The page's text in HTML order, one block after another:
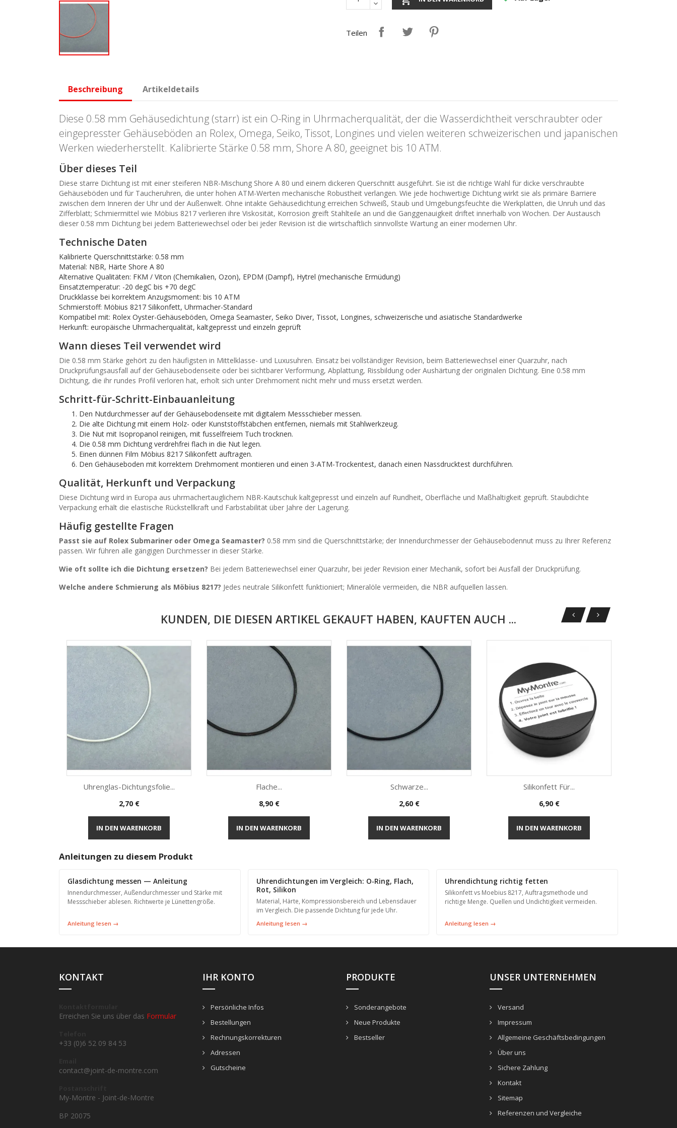
Teilen
Beschreibung Artikeldetails
Diese 0.58 mm Gehäusedichtung (starr) ist ein O-Ring in Uhrmacherqualität, der die Wasserdichtheit verschraubter oder
eingepresster Gehäuseböden an Rolex, Omega, Seiko, Tissot, Longines und vielen weiteren schweizerischen und japanischen
Werken wiederherstellt. Kalibrierte Stärke 0.58 mm, Shore A 80, geeignet bis 10 ATM.
Über dieses Teil
Diese starre Dichtung ist mit einer steiferen NBR-Mischung Shore A 80 und einem dickeren Querschnitt ausgeführt. Sie ist die richtige Wahl für dicke verschraubte
Gehäuseböden und für Taucheruhren, die unter hohen ATM-Werten mechanische Robustheit verlangen. Wie jede hochwertige Dichtung wirkt sie als primäre Barriere
zwischen dem Inneren der Uhr und der Außenwelt. Ohne intakte Gehäusedichtung erreichen Schweiß, Staub und Umgebungsfeuchte die Werkplatten, die Unruh und das
Zifferblatt; Schmiermittel wie Möbius 8217 verlieren ihre Viskosität, Korrosion greift Stahlteile an und die Ganggenauigkeit driftet innerhalb von Wochen. Der Austausch
dieser 0.58 mm Dichtung bei jedem Batteriewechsel oder bei jeder Revision ist die wirtschaftlich sinnvollste Wartung an einer modernen Uhr.
Technische Daten
Kalibrierte Querschnittstärke: 0.58 mm
Material: NBR, Härte Shore A 80
Alternative Qualitäten: FKM / Viton (Chemikalien, Ozon), EPDM (Dampf), Hytrel (mechanische Ermüdung)
Einsatztemperatur: -20 degC bis +70 degC
Druckklasse bei korrektem Anzugsmoment: bis 10 ATM
Schmierstoff: Möbius 8217 Silikonfett, Uhrmacher-Standard
Kompatibel mit: Rolex Oyster-Gehäuseböden, Omega Seamaster, Seiko Diver, Tissot, Longines, schweizerische und asiatische Standardwerke
Herkunft: europäische Uhrmacherqualität, kaltgepresst und einzeln geprüft
Wann dieses Teil verwendet wird
Die 0.58 mm Stärke gehört zu den häufigsten in Mittelklasse- und Luxusuhren. Einsatz bei vollständiger Revision, beim Batteriewechsel einer Quarzuhr, nach
Druckprüfungsausfall auf der Gehäusebodenseite oder bei sichtbarer Verformung, Abplattung, Rissbildung oder Aushärtung der originalen Dichtung. Eine 0.58 mm
Dichtung, die ihr rundes Profil verloren hat, erholt sich unter Drehmoment nicht mehr und muss ersetzt werden.
Schritt-für-Schritt-Einbauanleitung
Den Nutdurchmesser auf der Gehäusebodenseite mit digitalem Messschieber messen.
Die alte Dichtung mit einem Holz- oder Kunststoffstäbchen entfernen, niemals mit Stahlwerkzeug.
Die Nut mit Isopropanol reinigen, mit fusselfreiem Tuch trocknen.
Die 0.58 mm Dichtung verdrehfrei flach in die Nut legen.
Einen dünnen Film Möbius 8217 Silikonfett auftragen.
Den Gehäuseboden mit korrektem Drehmoment montieren und einen 3-ATM-Trockentest, danach einen Nassdrucktest durchführen.
Qualität, Herkunft und Verpackung
Diese Dichtung wird in Europa aus uhrmachertauglichem NBR-Kautschuk kaltgepresst und einzeln auf Rundheit, Oberfläche und Maßhaltigkeit geprüft. Staubdichte
Verpackung erhält die elastische Rückstellkraft und Farbstabilität über Jahre der Lagerung.
Häufig gestellte Fragen
Passt sie auf Rolex Submariner oder Omega Seamaster? 0.58 mm sind die Querschnittstärke; der Innendurchmesser der Gehäusebodennut muss zu Ihrer Referenz
passen. Wir führen alle gängigen Durchmesser in dieser Stärke.
Wie oft sollte ich die Dichtung ersetzen? Bei jedem Batteriewechsel einer Quarzuhr, bei jeder Revision einer Mechanik, sofort bei Ausfall der Druckprüfung.
Welche andere Schmierung als Möbius 8217? Jedes neutrale Silikonfett funktioniert; Mineralöle vermeiden, die NBR aufquellen lassen.
KUNDEN, DIE DIESEN ARTIKEL GEKAUFT HABEN, KAUFTEN AUCH ...
Vorschau
Uhrenglas-Dichtungsfolie...
Preis
2,70 €
IN DEN WARENKORB
Vorschau
Flache...
Preis
8,90 €
IN DEN WARENKORB
Vorschau
Schwarze...
Preis
2,60 €
IN DEN WARENKORB
Vorschau
Silikonfett Für...
Preis
6,90 €
IN DEN WARENKORB
Anleitungen zu diesem Produkt
Glasdichtung messen — Anleitung
Innendurchmesser, Außendurchmesser und Stärke mit
Messschieber ablesen. Richtwerte je Lünettengröße.
Anleitung lesen →
Uhrendichtungen im Vergleich: O-Ring, Flach,
Rot, Silikon
Material, Härte, Kompressionsbereich und Lebensdauer
im Vergleich. Die passende Dichtung für jede Uhr.
Anleitung lesen →
Uhrendichtung richtig fetten
Silikonfett vs Moebius 8217, Auftragsmethode und
richtige Menge. Quellen und Undichtigkeit vermeiden.
Anleitung lesen →
KONTAKT
Erreichen Sie uns über das Formular
+33 (0)6 52 09 84 53
contact@joint-de-montre.com
My-Montre - Joint-de-Montre
BP 20075
IHR KONTO
Persönliche Infos
Bestellungen
Rechnungskorrekturen
Adressen
Gutscheine
PRODUKTE
Sonderangebote
Neue Produkte
Bestseller
UNSER UNTERNEHMEN
Versand
Impressum
Allgemeine Geschäftsbedingungen
Über uns
Sichere Zahlung
Kontakt
Sitemap
Referenzen und Vergleiche